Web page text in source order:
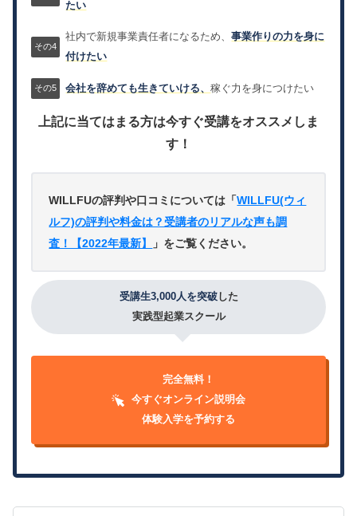
たい
社内で新規事業責任者になるため、事業作りの力を身に
付けたい
会社を辞めても生きていける、稼ぐ力を身につけたい
上記に当てはまる方は今すぐ受講をオススメしま
す！
WILLFUの評判や口コミについては「WILLFU(ウィ
ルフ)の評判や料金は？受講者のリアルな声も調
査！【2022年最新】
」をご覧ください。
受講生3,000人を突破した
実践型起業スクール
完全無料！
今すぐオンライン説明会
体験入学を予約する